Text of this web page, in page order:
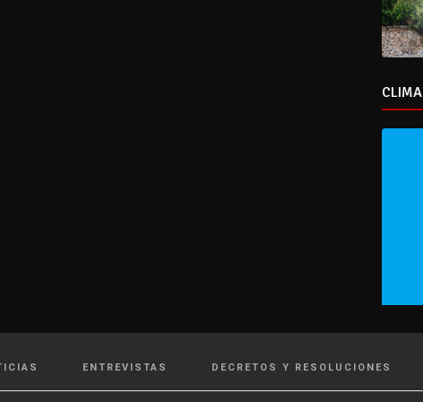
CLIMA
ENTREVISTAS DECRETOS Y RESOLUCIONES